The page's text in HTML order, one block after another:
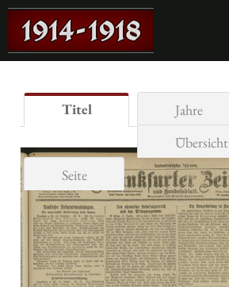
Titel
Jahre
Übersicht
Seite